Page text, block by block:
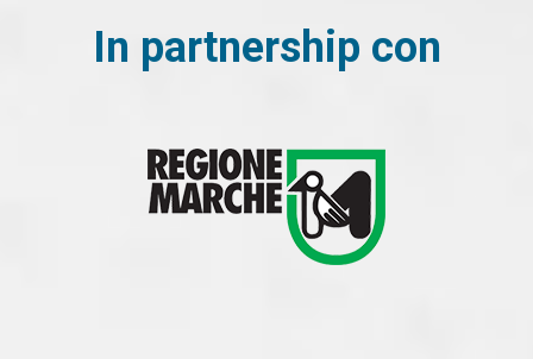
In partnership con